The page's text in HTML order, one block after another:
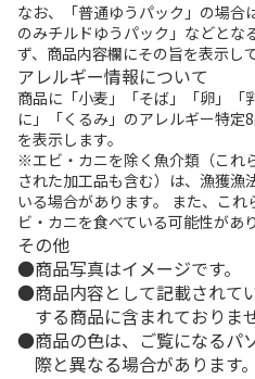
なお、「普通ゆうパック」の場合
のみチルドゆうパック」などとな
ず、商品内容欄にその旨を表示し
アレルギー情報について
商品に「小麦」「そば」「卵」「
に」「くるみ」のアレルギー特定
を表示します。
※エビ・カニを除く魚介類（これ
された加工品も含む）は、漁獲漁
いる場合があります。 また、こ
ビ・カニを食べている可能性があ
その他
商品写真はイメージです。
商品内容として記載されて
する商品に含まれておりま
商品の色は、ご覧になるパ
際と異なる場合があります。